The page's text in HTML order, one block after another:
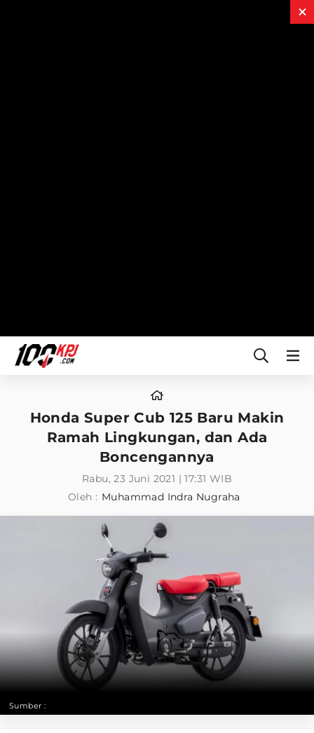
Honda Super Cub 125 Baru Makin
Ramah Lingkungan, dan Ada
Boncengannya
Rabu, 23 Juni 2021 | 17:31 WIB
Oleh : Muhammad Indra Nugraha
Sumber :